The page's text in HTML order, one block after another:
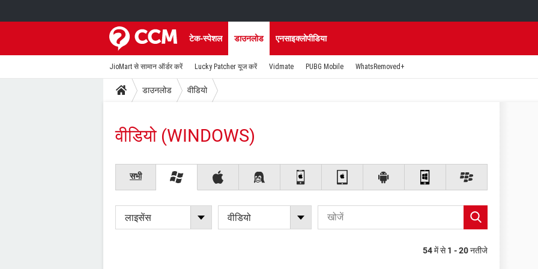
टेक-स्पेशल डाउनलोड एनसाइक्लोपीडिया
JioMart से सामान ऑर्डर करें Lucky Patcher यूज करें Vidmate PUBG Mobile WhatsRemoved+
डाउनलोड वीडियो
वीडियो (WINDOWS)
सभी
लाइसेंस वीडियो
54में से1 - 20नतीजे